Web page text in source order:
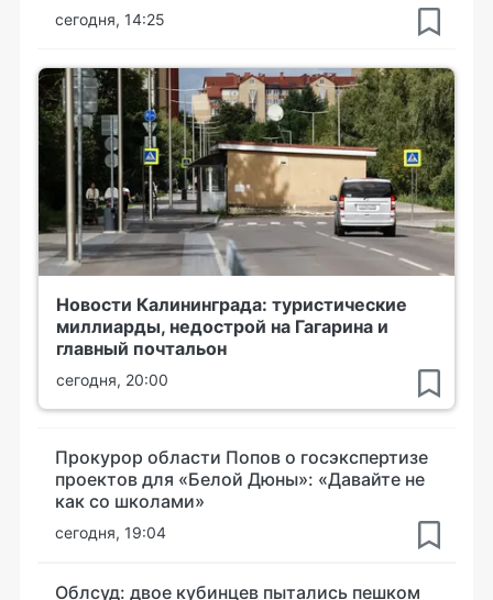
сегодня, 14:25
Новости Калининграда: туристические
миллиарды, недострой на Гагарина и
главный почтальон
сегодня, 20:00
Прокурор области Попов о госэкспертизе
проектов для «Белой Дюны»: «Давайте не
как со школами»
сегодня, 19:04
Облсуд: двое кубинцев пытались пешком